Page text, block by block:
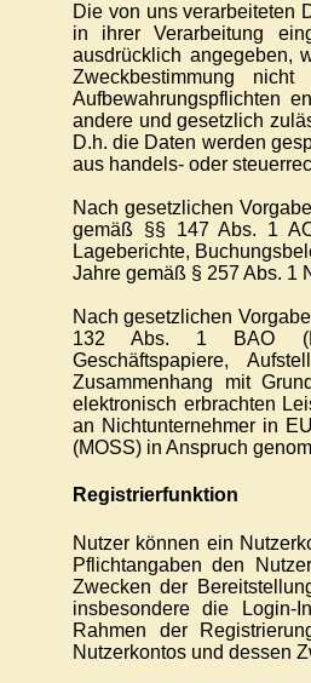
Die von uns verarbeiteten
in ihrer Verarbeitung
ausdrücklich angegeben,
Zweckbestimmung
Aufbewahrungspflichten
andere und gesetzlich
D.h. die Daten werden
aus handels- oder
Nach gesetzlichen
gemäß §§ 147 Abs. 1
Lageberichte,
Jahre gemäß § 257 Abs. 1
Nach gesetzlichen
132 Abs. 1 BAO
Geschäftspapiere,
Zusammenhang mit
elektronisch erbrachten
an Nichtunternehmer in
(MOSS) in Anspruch
Registrierfunktion
Nutzer können ein
Pflichtangaben den
Zwecken der
insbesondere die Login-
Rahmen der
Nutzerkontos und dessen